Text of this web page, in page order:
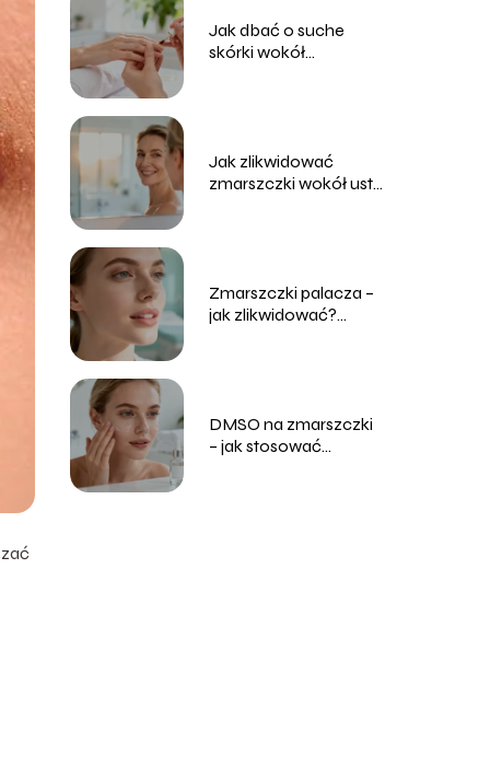
Jak dbać o suche
skórki wokół
Jak zlikwidować
zmarszczki wokół ust?
Zmarszczki palacza –
jak zlikwidować?
DMSO na zmarszczki
– jak stosować